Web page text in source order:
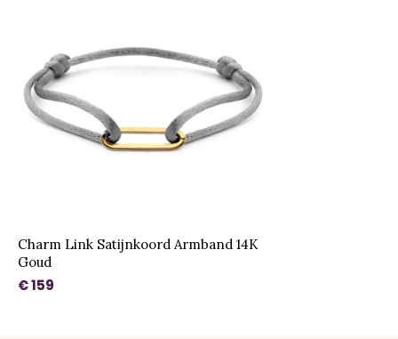
Charm Link Satijnkoord Armband 14K
Goud
€ 159